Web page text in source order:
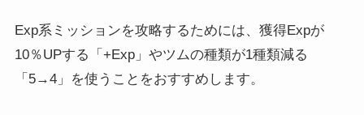
Exp系ミッションを攻略するためには、獲得Expが
10％UPする
「+Exp」やツムの種類が1種類減る
「5→4」を使うことをおすすめします。